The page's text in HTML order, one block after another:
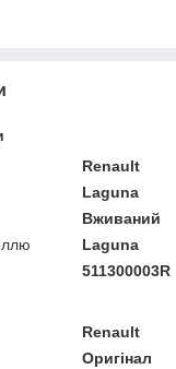
Renault
Laguna
Вживаний
Laguna
511300003R
Renault
Оригінал